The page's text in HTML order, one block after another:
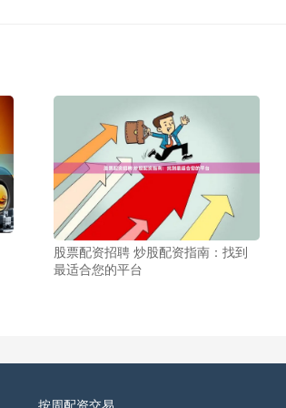
股票配资招聘 炒股配资指南：找到
最适合您的平台